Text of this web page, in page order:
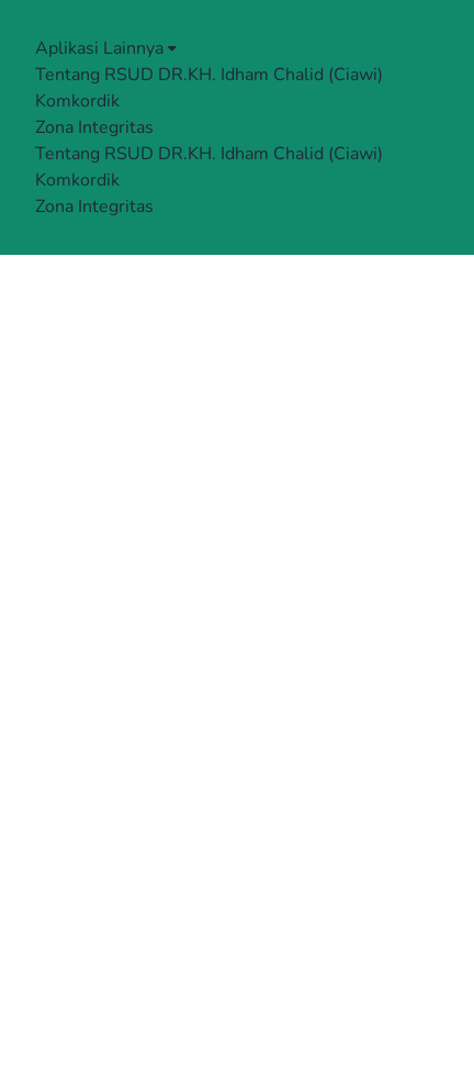
Aplikasi Lainnya
Tentang RSUD DR.KH. Idham Chalid (Ciawi)
Komkordik
Zona Integritas
Tentang RSUD DR.KH. Idham Chalid (Ciawi)
Komkordik
Zona Integritas